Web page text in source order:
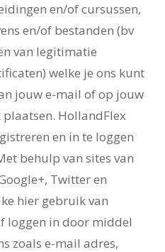
en/of cursussen,
en/of bestanden (bv
van legitimatie
welke je ons kunt
jouw e-mail of op jouw
HollandFlex
en in te loggen
behulp van sites van
Twitter en
hier gebruik van
loggen in door middel
zoals e-mail adres,